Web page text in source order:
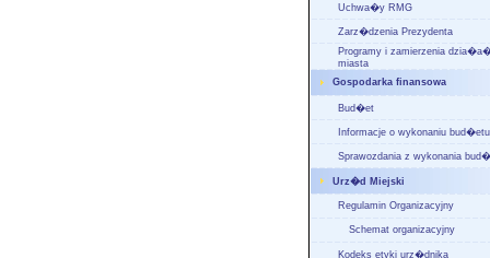
Uchwa�y RMG
Zarz�dzenia Prezydenta
Programy i zamierzenia
miasta
Gospodarka finansowa
Bud�et
Informacje o wykonaniu bud�etu
Sprawozdania z wykonania
Urz�d Miejski
Regulamin Organizacyjny
Schemat organizacyjny
Kodeks etyki urz�dnika